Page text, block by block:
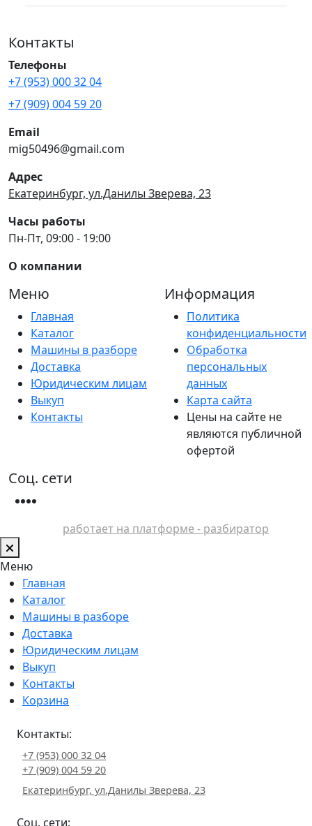
Контакты
Телефоны
+7 (953) 000 32 04
+7 (909) 004 59 20
Email
mig50496@gmail.com
Адрес
Екатеринбург, ул.Данилы Зверева, 23
Часы работы
Пн-Пт, 09:00 - 19:00
О компании
Меню
Главная
Каталог
Машины в разборе
Доставка
Юридическим лицам
Выкуп
Контакты
Информация
Политика
конфиденциальности
Обработка
персональных
данных
Карта сайта
Цены на сайте не
являются публичной
офертой
Соц. сети
работает на платформе - разбиратор
Меню
Главная
Каталог
Машины в разборе
Доставка
Юридическим лицам
Выкуп
Контакты
Корзина
Контакты:
+7 (953) 000 32 04
+7 (909) 004 59 20
Екатеринбург, ул.Данилы Зверева, 23
Соц. сети: